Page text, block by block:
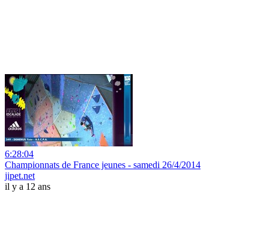
6:28:04
Championnats de France jeunes - samedi 26/4/2014
jipet.net
il y a 12 ans